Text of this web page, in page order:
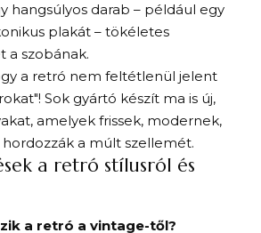
hangsúlyos darab – például egy
plakát – tökéletes
a szobának.
a retró nem feltétlenül jelent
Sok gyártó készít ma is új,
amelyek frissek, modernek,
a múlt szellemét.
a retró stílusról és
a retró a vintage-től?